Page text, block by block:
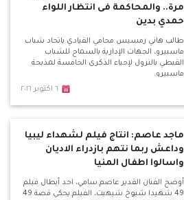
مرة.. والمحاكمة فى انتظار اللواء
حمدي بدين
طالب هاني رمسيس محامي القيادي باتحاد شباب
ماسبيرو، الجهات الإدارية بالسماح للشباب
القبطي بالنزول لإحياء الذكرى الخامسة لمذبحة
ماسبيرو.
٦ اكتوبر ٢٠١٦
ماجد عاصم: انتاج فيلم لشهداء ليبيا
وداعش ربما نتهم بازدراء الاديان
واسالوا اطفال المنيا
أوضح الفنان القدير عاصم سامي، احد أبطال فيلم
49 شهيدا شيوخ شيهيت، الفيلم يحكي قصة 49